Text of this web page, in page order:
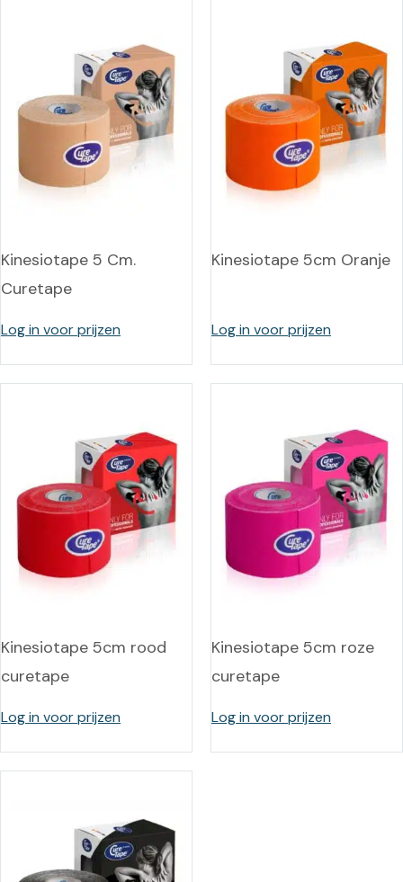
Kinesiotape 5 Cm.
Curetape
Log in voor prijzen
Kinesiotape 5cm Oranje
Log in voor prijzen
Kinesiotape 5cm rood
curetape
Log in voor prijzen
Kinesiotape 5cm roze
curetape
Log in voor prijzen